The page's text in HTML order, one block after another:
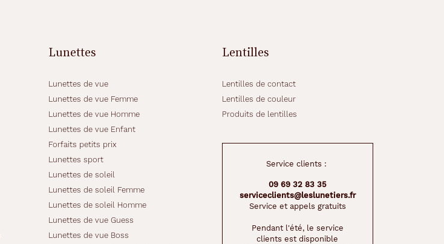
Lunettes
Lunettes de vue
Lunettes de vue Femme
Lunettes de vue Homme
Lunettes de vue Enfant
Forfaits petits prix
Lunettes sport
Lunettes de soleil
Lunettes de soleil Femme
Lunettes de soleil Homme
Lunettes de vue Guess
Lunettes de vue Boss
Lentilles
Lentilles de contact
Lentilles de couleur
Produits de lentilles
Service clients :
09 69 32 83 35
serviceclients@leslunetiers.fr
Service et appels gratuits
Pendant l'été, le service
clients est disponible